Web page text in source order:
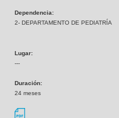
Dependencia:
2- DEPARTAMENTO DE PEDIATRÍA
Lugar:
---
Duración:
24 meses